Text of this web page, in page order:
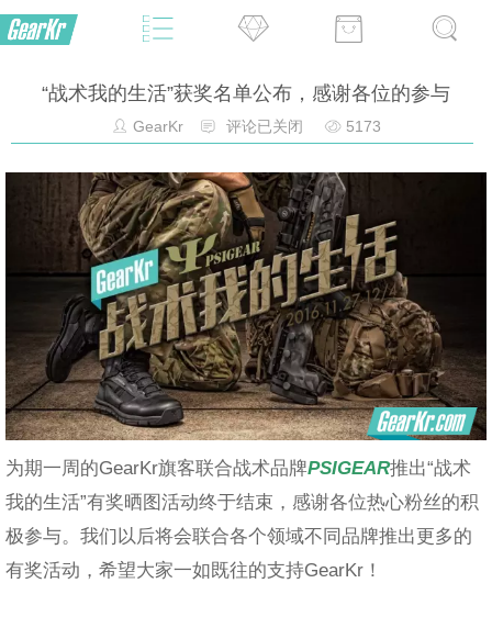
“战术我的生活”获奖名单公布，感谢各位的参与
GearKr 评论已关闭 5173
为期一周的GearKr旗客联合战术品牌PSIGEAR推出“战术
我的生活”有奖晒图活动终于结束，感谢各位热心粉丝的积
极参与。我们以后将会联合各个领域不同品牌推出更多的
有奖活动，希望大家一如既往的支持GearKr！